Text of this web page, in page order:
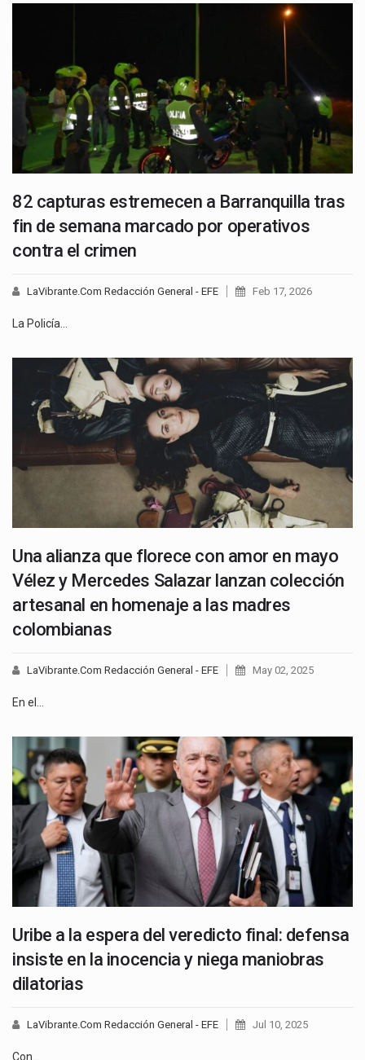
82 capturas estremecen a Barranquilla tras
fin de semana marcado por operativos
contra el crimen
LaVibrante.Com Redacción General - EFE Feb 17, 2026
La Policía…
Una alianza que florece con amor en mayo
Vélez y Mercedes Salazar lanzan colección
artesanal en homenaje a las madres
colombianas
LaVibrante.Com Redacción General - EFE May 02, 2025
En el…
Uribe a la espera del veredicto final: defensa
insiste en la inocencia y niega maniobras
dilatorias
LaVibrante.Com Redacción General - EFE Jul 10, 2025
Con…